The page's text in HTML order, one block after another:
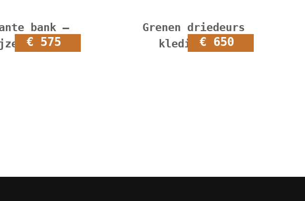
bank –
poten
€ 575
Grenen driedeurs
kledingkast
€ 650